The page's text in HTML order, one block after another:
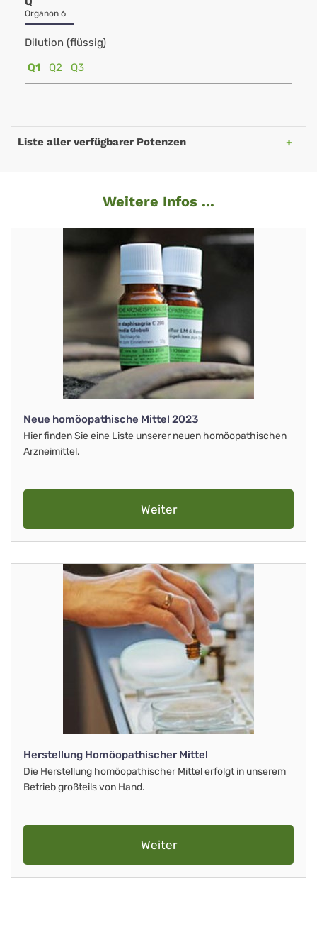
Organon 6
Dilution (flüssig)
Q1
Q2 Q3
Liste aller verfügbarer Potenzen
Weitere Infos ...
Neue homöopathische Mittel 2023
Hier finden Sie eine Liste unserer neuen homöopathischen
Arzneimittel.
Weiter
Herstellung Homöopathischer Mittel
Die Herstellung homöopathischer Mittel erfolgt in unserem
Betrieb großteils von Hand.
Weiter